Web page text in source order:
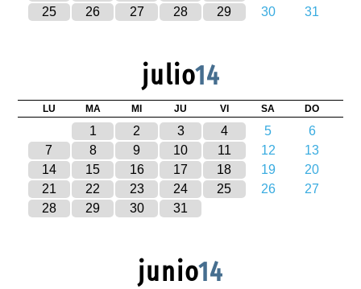
25
26 27 28 29 30 31
julio14
LU MA MI JU VI SA DO
1 2 3 4 5
6
7
8 9 10 11 12
13
14
15 16 17 18 19
20
21
22 23 24 25 26
27
28
29 30 31
junio14